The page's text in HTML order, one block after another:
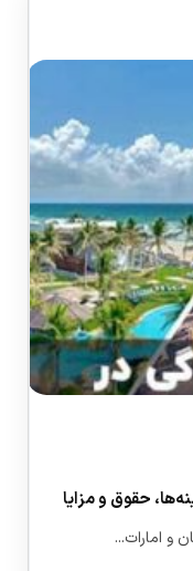
حقوق و مزایا
و امارات...